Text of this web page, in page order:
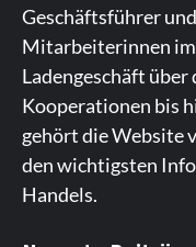
7
Smart Living
Geschäftsführer
Mitarbeiterinnen im
Ladengeschäft
Kooperationen bis
gehört die Website
den wichtigsten
Handels.
Die Gaming-
Ein weiterer Ort, an